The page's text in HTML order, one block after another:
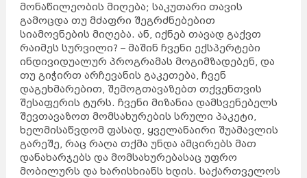
მონაწილეობის მიღება; საკუთარი თავის
გამოცდა თუ მძაფრი შეგრძნებებით
სიამოვნების მიღება. ან, იქნებ თავად გაქვთ
რაიმეს სურვილი? – მაშინ ჩვენი ექსპერტები
ინდივიდუალურ პროგრამას მოგიმზადებენ, და
თუ გიჭირთ არჩევანის გაკეთება, ჩვენ
დაგეხმარებით, შემოგთავაზებთ თქვენთვის
შესაფერის ტურს. ჩვენი მიზანია დამსვენებელს
შევთავაზოთ მომსახურების სრული პაკეტი,
ხელმისაწვდომ ფასად, ყველანაირი შუამავლის
გარეშე, რაც რაღა თქმა უნდა ამცირებს მათ
დანახარჯებს და მომსახურებასაც უფრო
მობილურს და ხარისხიანს ხდის. საქართველოს